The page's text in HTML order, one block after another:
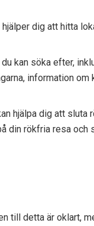
dig att hitta
kan söka efter,
information om
hjälpa dig att sluta
din rökfria resa och
till detta är oklart,